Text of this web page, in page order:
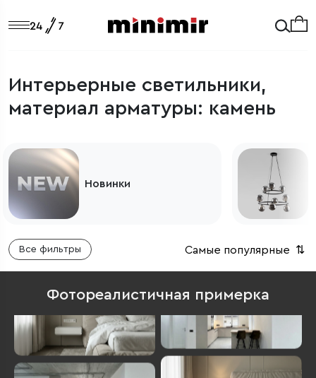
Интерьерные светильники,
материал арматуры: камень
Светильники из Европы
Все фильтры Самые популярные ⇅
Фотореалистичная примерка